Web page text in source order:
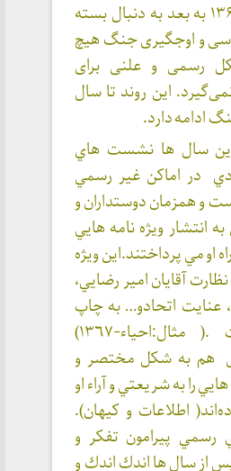
از خرداد سال ۱۳۶۰ به بعد به دنبال بسته
و اوجگیری جنگ هیچ
رسمی و علنی برای
این روند تا سال
سال ها نشست هاي
در اماكن غير رسمي
و همزمان دوستداران و
انتشار ويژه نامه هايي
او مي پرداختند.اين ويژه
آقايان امير رضايي،
عنايت اتحادو… به چاپ
.( مثال:احياء-١٣٦٧)
هم به شكل مختصر و
را به شريعتي و آراء او
اطلاعات و كيهان).
پيرامون تفكر و
سال ها اندك اندك و